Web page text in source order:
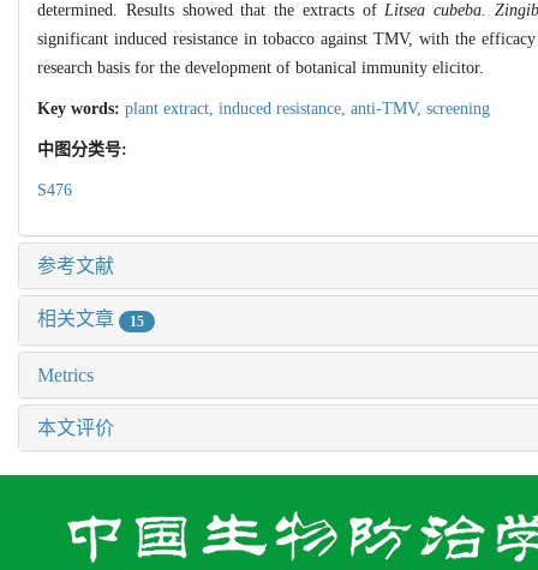
determined. Results showed that the extracts ofLitsea cubeba.
significant induced resistance in tobacco against TMV, with the
research basis for the development of botanical immunity elicitor.
Key words: plant extract, induced resistance, anti-TMV, screening
中图分类号:
S476
参考文献
相关文章 15
Metrics
本文评价